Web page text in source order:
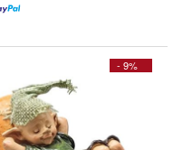
- 9%